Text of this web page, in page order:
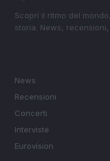
Scopri il ritmo del
storia. News,
News
Recensioni
Concerti
Interviste
Eurovision